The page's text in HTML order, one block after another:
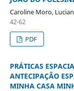
Caroline Moro,
42-62
PDF
PRÁTICAS
ANTECIPAÇÃO
MINHA CASA